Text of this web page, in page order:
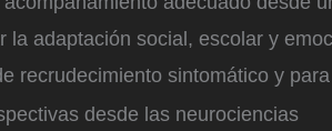
la adaptación social, escolar y
recrudecimiento sintomático y
desde las neurociencias